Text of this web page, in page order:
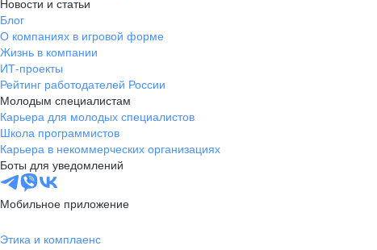
Новости и статьи
Блог
О компаниях в игровой форме
Жизнь в компании
ИТ-проекты
Рейтинг работодателей России
Молодым специалистам
Карьера для молодых специалистов
Школа программистов
Карьера в некоммерческих организациях
Боты для уведомлений
Мобильное приложение
Этика и комплаенс